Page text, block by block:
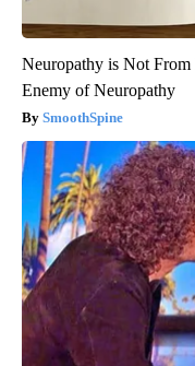
Neuropathy is Not
Enemy of Neuropathy
SmoothSpine